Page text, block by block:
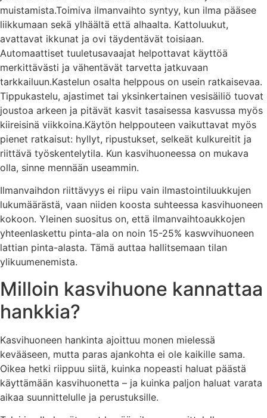
muistamista.Toimiva ilmanvaihto syntyy, kun ilma pääsee
liikkumaan sekä ylhäältä että alhaalta. Kattoluukut,
avattavat ikkunat ja ovi täydentävät toisiaan.
Automaattiset tuuletusavaajat helpottavat käyttöä
merkittävästi ja vähentävät tarvetta jatkuvaan
tarkkailuun.Kastelun osalta helppous on usein ratkaisevaa.
Tippukastelu, ajastimet tai yksinkertainen vesisäiliö tuovat
joustoa arkeen ja pitävät kasvit tasaisessa kasvussa myös
kiireisinä viikkoina.Käytön helppouteen vaikuttavat myös
pienet ratkaisut: hyllyt, ripustukset, selkeät kulkureitit ja
riittävä työskentelytila. Kun kasvihuoneessa on mukava
olla, sinne mennään useammin.
Ilmanvaihdon riittävyys ei riipu vain ilmastointiluukkujen
lukumäärästä, vaan niiden koosta suhteessa kasvihuoneen
kokoon. Yleinen suositus on, että ilmanvaihtoaukkojen
yhteenlaskettu pinta-ala on noin 15-25% kaswvihuoneen
lattian pinta-alasta. Tämä auttaa hallitsemaan tilan
ylikuumenemista.
Milloin kasvihuone kannattaa
hankkia?
Kasvihuoneen hankinta ajoittuu monen mielessä
kevääseen, mutta paras ajankohta ei ole kaikille sama.
Oikea hetki riippuu siitä, kuinka nopeasti haluat päästä
käyttämään kasvihuonetta – ja kuinka paljon haluat varata
aikaa suunnittelulle ja perustuksille.